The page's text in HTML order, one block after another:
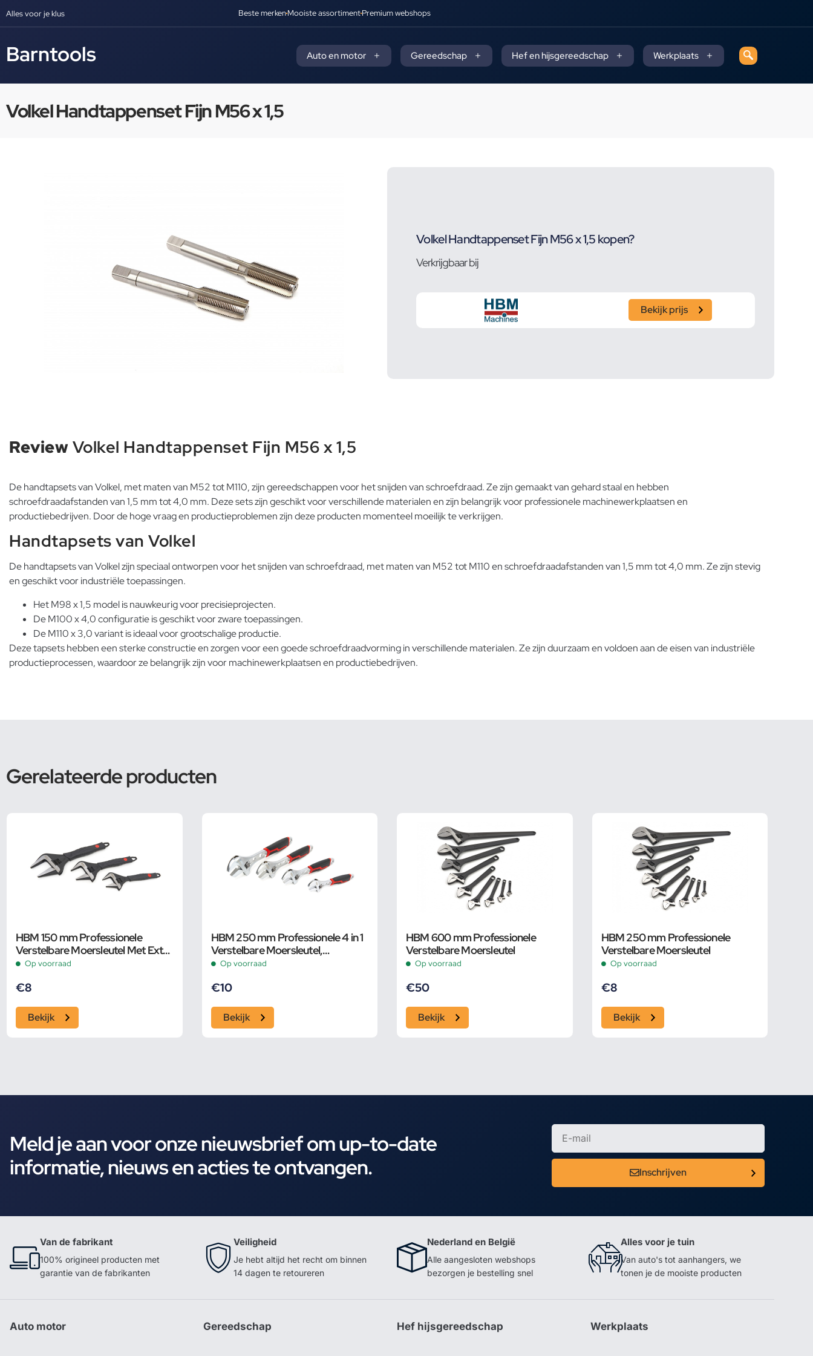
Alles voor je klus Beste merkenMooiste assortimentPremium webshops
Barntools Auto en motor Gereedschap Hef en hijsgereedschap Werkplaats
Volkel Handtappenset Fijn M56 x 1,5
Volkel Handtappenset Fijn M56 x 1,5 kopen?
Verkrijgbaar bij
Bekijk prijs
ReviewVolkel Handtappenset Fijn M56 x 1,5
De handtapsets van Volkel, met maten van M52 tot M110, zijn gereedschappen voor het snijden van schroefdraad. Ze zijn gemaakt van gehard staal en hebben
schroefdraadafstanden van 1,5 mm tot 4,0 mm. Deze sets zijn geschikt voor verschillende materialen en zijn belangrijk voor professionele machinewerkplaatsen en
productiebedrijven. Door de hoge vraag en productieproblemen zijn deze producten momenteel moeilijk te verkrijgen.
Handtapsets van Volkel
De handtapsets van Volkel zijn speciaal ontworpen voor het snijden van schroefdraad, met maten van M52 tot M110 en schroefdraadafstanden van 1,5 mm tot 4,0 mm. Ze zijn stevig
en geschikt voor industriële toepassingen.
Het M98 x 1,5 model is nauwkeurig voor precisieprojecten.
De M100 x 4,0 configuratie is geschikt voor zware toepassingen.
De M110 x 3,0 variant is ideaal voor grootschalige productie.
Deze tapsets hebben een sterke constructie en zorgen voor een goede schroefdraadvorming in verschillende materialen. Ze zijn duurzaam en voldoen aan de eisen van industriële
productieprocessen, waardoor ze belangrijk zijn voor machinewerkplaatsen en productiebedrijven.
Gerelateerde producten
HBM 150 mm Professionele
Verstelbare Moersleutel Met Extra
Groot Bereik en Extra Smalle Bek
Op voorraad
€8
Bekijk
HBM 250 mm Professionele 4 in 1
Verstelbare Moersleutel,
Pijpsleutel
Op voorraad
€10
Bekijk
HBM 600 mm Professionele
Verstelbare Moersleutel
Op voorraad
€50
Bekijk
HBM 250 mm Professionele
Verstelbare Moersleutel
Op voorraad
€8
Bekijk
Meld je aan voor onze nieuwsbrief om up-to-date
informatie, nieuws en acties te ontvangen.
Inschrijven
Van de fabrikant
100% origineel producten met
garantie van de fabrikanten
Veiligheid
Je hebt altijd het recht om binnen
14 dagen te retoureren
Nederland en België
Alle aangesloten webshops
bezorgen je bestelling snel
Alles voor je tuin
Van auto's tot aanhangers, we
tonen je de mooiste producten
Auto motor Gereedschap Hef hijsgereedschap Werkplaats